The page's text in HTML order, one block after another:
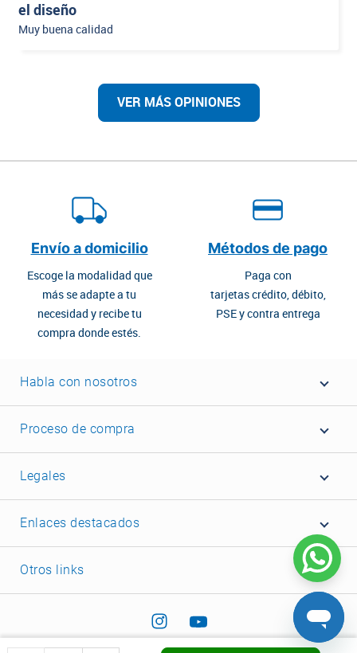
el diseño
Muy buena calidad
VER MÁS OPINIONES
Envío a domicilio
Escoge la modalidad que
más se adapte a tu
necesidad y recibe tu
compra donde estés.
Métodos de pago
Paga con
tarjetas crédito, débito,
PSE y contra entrega
Habla con nosotros
Proceso de compra
Legales
Enlaces destacados
Otros links